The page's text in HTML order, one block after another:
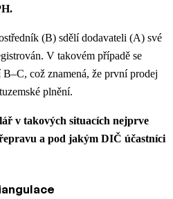
(B) sdělí dodavateli (A) své
V takovém případě se
což znamená, že první prodej
plnění.
v takových situacích nejprve
a pod jakým DIČ účastníci